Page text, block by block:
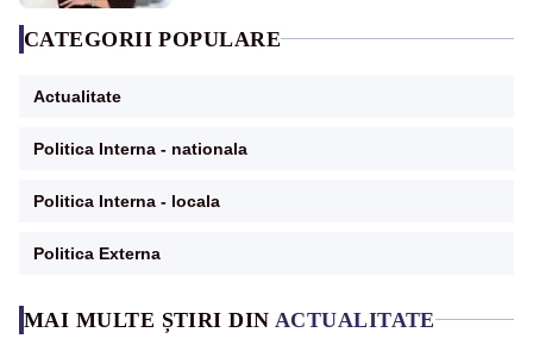
MAI MULTE ȘTIRI DIN ACTUALITATE
CATEGORII POPULARE
Actualitate
Politica Interna - nationala
Politica Interna - locala
Politica Externa